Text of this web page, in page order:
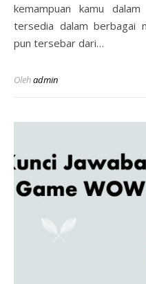
kemampuan kamu
tersedia dalam berbagai
pun tersebar dari…
Olehadmin